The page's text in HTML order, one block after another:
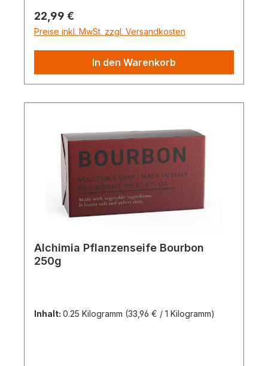
Regulärer Preis:
22,99 €
Preise inkl. MwSt. zzgl. Versandkosten
In den Warenkorb
Alchimia Pflanzenseife Bourbon
250g
Inhalt: 0.25 Kilogramm (33,96 € / 1 Kilogramm)